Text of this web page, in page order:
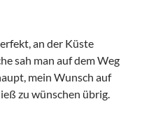
an der Küste
sah man auf dem Weg
mein Wunsch auf
zu wünschen übrig.